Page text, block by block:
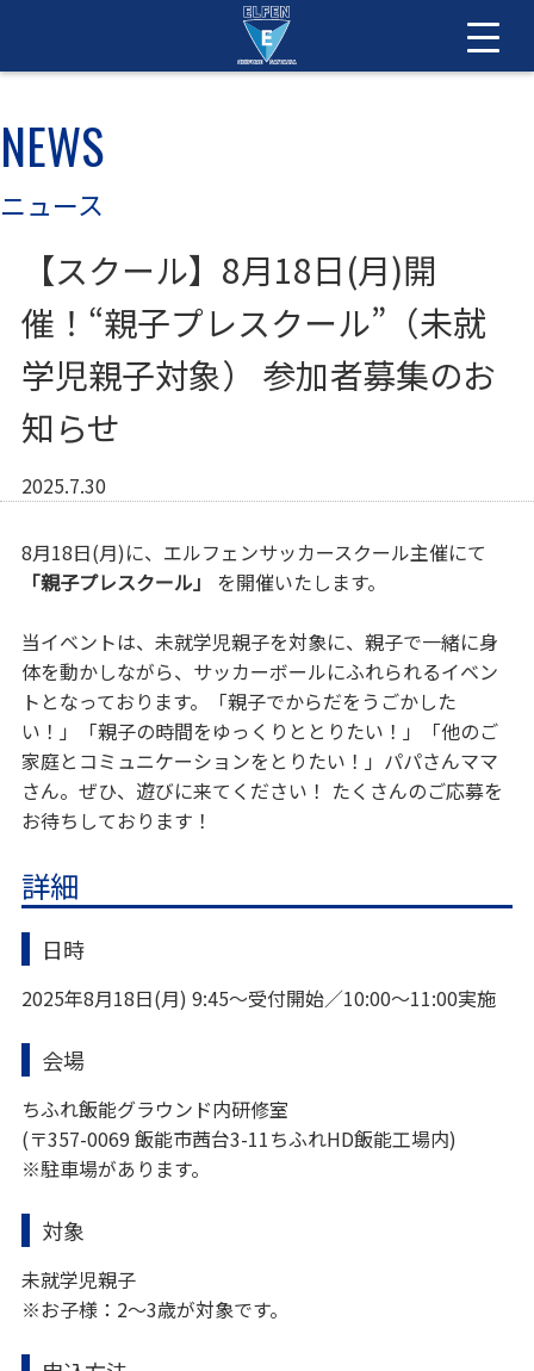
NEWS
ニュース
【スクール】8月18日(月)開
催！“親子プレスクール”（未就
学児親子対象） 参加者募集のお
知らせ
2025.7.30
8月18日(月)に、エルフェンサッカースクール主催にて
「親子プレスクール」 を開催いたします。
当イベントは、未就学児親子を対象に、親子で一緒に身
体を動かしながら、サッカーボールにふれられるイベン
トとなっております。「親子でからだをうごかした
い！」「親子の時間をゆっくりととりたい！」「他のご
家庭とコミュニケーションをとりたい！」パパさんママ
さん。ぜひ、遊びに来てください！ たくさんのご応募を
お待ちしております！
詳細
日時
2025年8月18日(月) 9:45～受付開始／10:00～11:00実施
会場
ちふれ飯能グラウンド内研修室
(〒357-0069 飯能市茜台3-11ちふれHD飯能工場内)
※駐車場があります。
対象
未就学児親子
※お子様：2〜3歳が対象です。